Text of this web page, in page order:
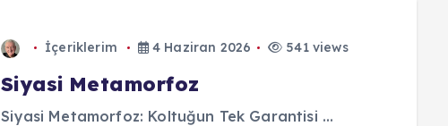
İçeriklerim 4 Haziran 2026 541 views
Siyasi Metamorfoz
Siyasi Metamorfoz: Koltuğun Tek Garantisi ...